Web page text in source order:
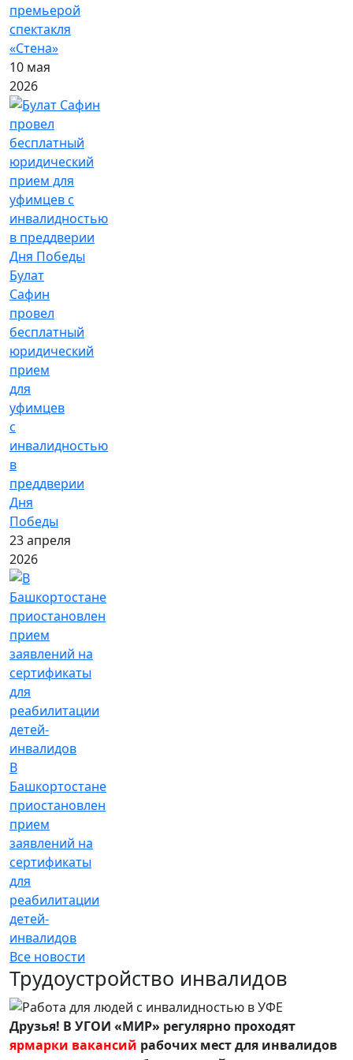
премьерой
спектакля
«Стена»
10 мая
2026
Булат
Сафин
провел
бесплатный
юридический
прием
для
уфимцев
с
инвалидностью
в
преддверии
Дня
Победы
23 апреля
2026
В
Башкортостане
приостановлен
прием
заявлений на
сертификаты
для
реабилитации
детей-
инвалидов
Все новости
Трудоустройство инвалидов
Друзья! В УГОИ «МИР» регулярно проходят
ярмарки вакансий рабочих мест для инвалидов